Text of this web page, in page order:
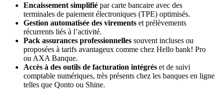
Encaissement simplifié par carte bancaire avec des
terminales de paiement électroniques (TPE) optimisés.
Gestion automatisée des virements et prélèvements
récurrents liés à l’activité.
Pack assurances professionnelles souvent incluses ou
proposées à tarifs avantageux comme chez Hello bank! Pro
ou AXA Banque.
Accès à des outils de facturation intégrés et de suivi
comptable numériques, très présents chez les banques en ligne
telles que Qonto ou Shine.